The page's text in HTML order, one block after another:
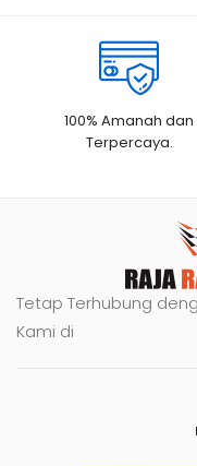
100% Amanah dan
Terpercaya.
Tetap Terhubung
Kami di